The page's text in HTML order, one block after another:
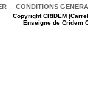
CONDITIONS
CopyrightCRIDEM
Enseigne de Cridem